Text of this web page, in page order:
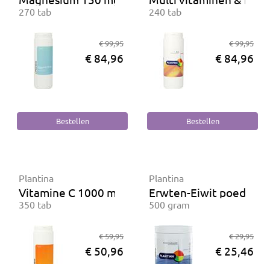
270 tab
€ 99,95
€ 84,96
240 tab
€ 99,95
€ 84,96
Plantina
Vitamine C 1000 mg
350 tab
€ 59,95
€ 50,96
Plantina
Erwten-Eiwit poeder
500 gram
€ 29,95
€ 25,46